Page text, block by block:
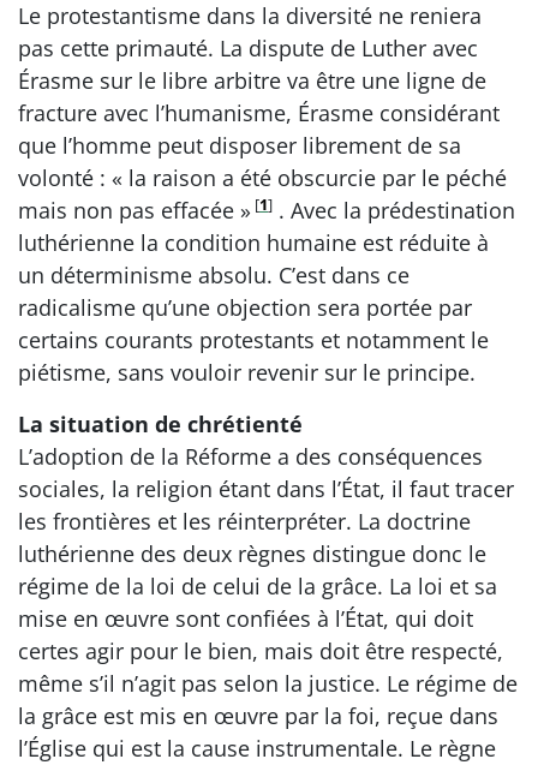
Le protestantisme dans la diversité ne reniera
pas cette primauté. La dispute de Luther avec
Érasme sur le libre arbitre va être une ligne de
fracture avec l’humanisme, Érasme considérant
que l’homme peut disposer librement de sa
volonté : « la raison a été obscurcie par le péché
mais non pas effacée » [1] . Avec la prédestination
luthérienne la condition humaine est réduite à
un déterminisme absolu. C’est dans ce
radicalisme qu’une objection sera portée par
certains courants protestants et notamment le
piétisme, sans vouloir revenir sur le principe.
La situation de chrétienté
L’adoption de la Réforme a des conséquences
sociales, la religion étant dans l’État, il faut tracer
les frontières et les réinterpréter. La doctrine
luthérienne des deux règnes distingue donc le
régime de la loi de celui de la grâce. La loi et sa
mise en œuvre sont confiées à l’État, qui doit
certes agir pour le bien, mais doit être respecté,
même s’il n’agit pas selon la justice. Le régime de
la grâce est mis en œuvre par la foi, reçue dans
l’Église qui est la cause instrumentale. Le règne